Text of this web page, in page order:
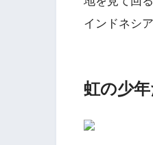
インドネシ
虹の少